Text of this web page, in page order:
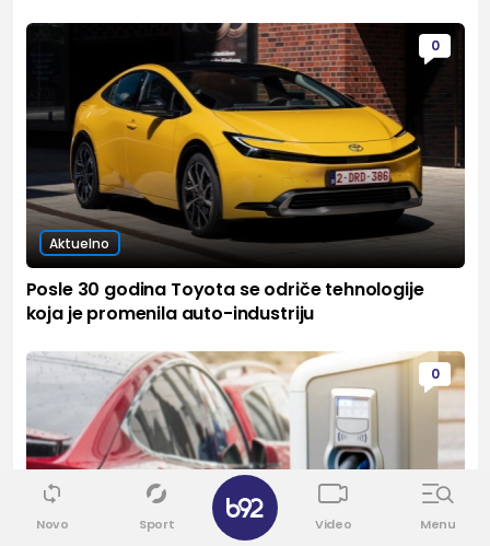
0
Aktuelno
Posle 30 godina Toyota se odriče tehnologije
koja je promenila auto-industriju
0
Novo Sport Video Menu